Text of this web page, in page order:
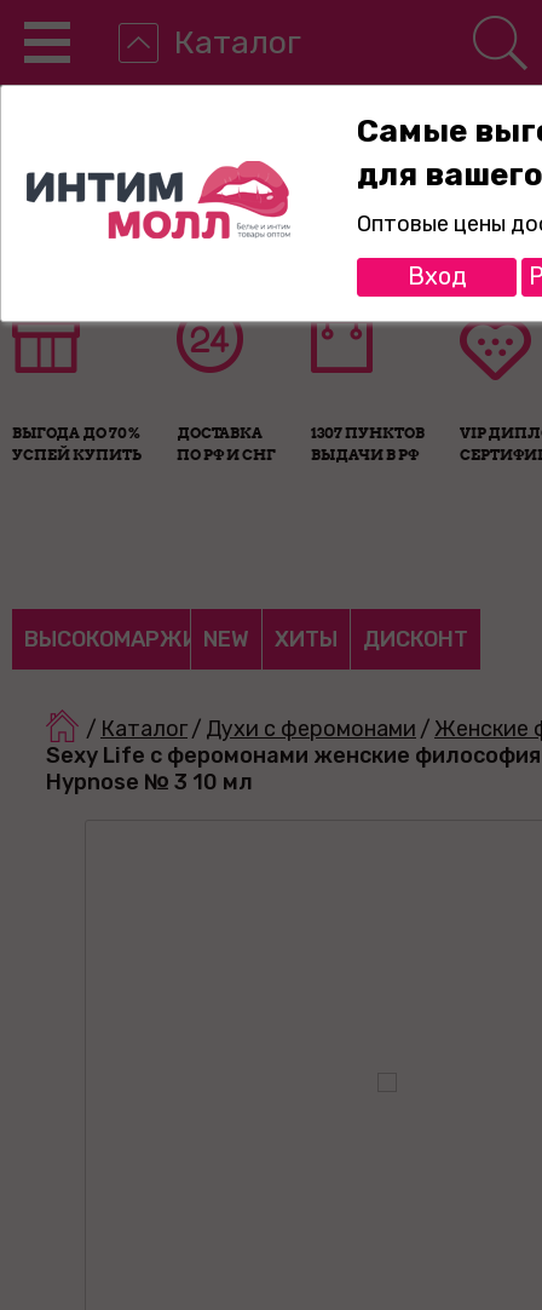
Каталог
8-800-775-89-65
ВЫГОДА ДО 70%
УСПЕЙ КУПИТЬ
ДОСТАВКА
ПО РФ И СНГ
1307 ПУНКТОВ
ВЫДАЧИ В РФ
VIP
ВЫСОКОМАРЖИНАЛЬНЫЕ
NEW ХИТЫ ДИСКОНТ
/ Каталог/ Духи с феромонами / Женские
Sexy Life с феромонами женские
Hypnose № 3 10 мл
Самые
для
Оптовые цены
Вход